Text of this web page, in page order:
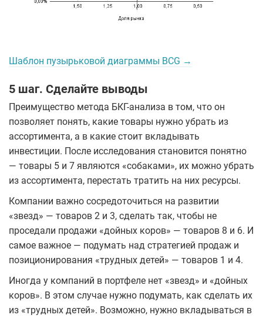
Шаблон пузырьковой диаграммы BCG →
5 шаг. Сделайте выводы
Преимущество метода БКГ-анализа в том, что он
позволяет понять, какие товары нужно убрать из
ассортимента, а в какие стоит вкладывать
инвестиции. После исследования становится понятно
— товары 5 и 7 являются «собаками», их можно убрать
из ассортимента, перестать тратить на них ресурсы.
Компании важно сосредоточиться на развитии
«звезд» — товаров 2 и 3, сделать так, чтобы не
проседали продажи «дойных коров» — товаров 8 и 6. И
самое важное — подумать над стратегией продаж и
позиционирования «трудных детей» — товаров 1 и 4.
Иногда у компаний в портфеле нет «звезд» и «дойных
коров». В этом случае нужно подумать, как сделать их
из «трудных детей». Возможно, нужно вкладываться в